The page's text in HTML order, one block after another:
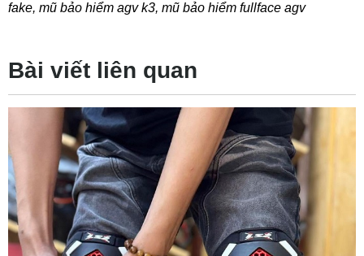
fake, mũ bảo hiểm agv k3, mũ bảo hiểm fullface agv
Bài viết liên quan